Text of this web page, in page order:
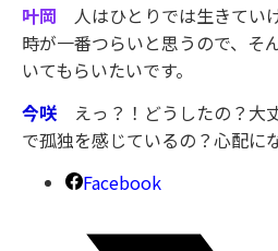
叶岡 人はひとりでは生きてい
時が一番つらいと思うので、そ
いてもらいたいです。
今咲 えっ？！どうしたの？
で孤独を感じているの？心配に
Facebook